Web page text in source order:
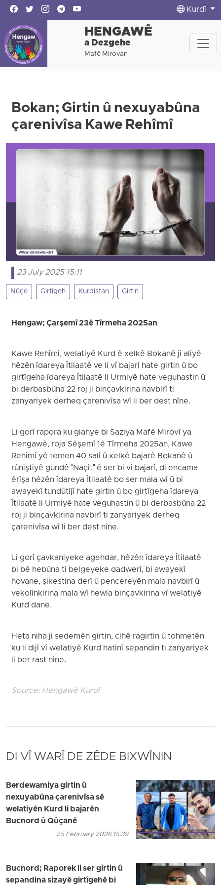
Kurdî
HENGAWÊ
a Dezgehe
Mafê Mirovan
Bokan; Girtin û nexuyabûna
çarenivîsa Kawe Rehîmî
23 July 2025 15:11
Nûçe Girtîgeh Kurdistan Girtin
Hengaw; Çarşemî 23ê Tîrmeha 2025an
Kawe Rehîmî, welatiyê Kurd ê xelkê Bokanê ji aliyê
hêzên îdareya Îtilaatê ve li vî bajarî hate girtin û bo
girtîgeha îdareya Îtilaatê li Urmiyê hate veguhastin û
bi derbasbûna 22 roj ji binçavkirina navbirî ti
zanyariyek derheq çarenivîsa wî li ber dest nîne.
Li gorî rapora ku giahye bi Saziya Mafê Mirovî ya
Hengawê, roja Sêşemî 1ê Tîrmeha 2025an, Kawe
Rehîmî yê temen 40 salî û xelkê bajarê Bokanê û
rûniştiyê gundê "Naçît" ê ser bi vî bajarî, di encama
êrîşa hêzên îdareya Îtilaatê bo ser mala wî û bi
awayekî tundûtîjî hate girtin û bo girtîgeha îdareya
Îtilaatê li Urmiyê hate veguhastin û bi derbasbûna 22
roj ji binçavkirina navbirî ti zanyariyek derheq
çarenivîsa wî li ber dest nîne.
Li gorî çavkaniyeke agehdar, hêzên îdareya Îtilaatê
bi bê hebûna ti belgeyeke dadwerî, bi awayekî
hovane, şikestina derî û pencereyên mala navbirî û
vekolînkirina mala wî hewla binçavkirina vî welatiyê
Kurd dane.
Heta niha ji sedemên girtin, cihê ragirtin û tohmetên
ku li dijî vî welatiyê Kurd hatinî sepandin ti zanyariyek
li ber rast nîne.
Source: Hengawê Kurdî
DI VÎ WARÎ DE ZÊDE BIXWÎNIN
Berdewamiya girtin û
nexuyabûna çarenivîsa sê
welatiyên Kurd li bajarên
Bucnord û Qûçanê
25 February 2026 15:39
Bucnord; Raporek li ser girtin û
sepandina sizayê girtîgehê bi